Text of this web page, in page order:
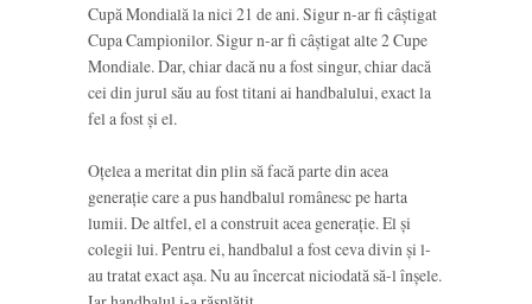
Cupă Mondială la nici 21 de ani. Sigur n-ar fi câștigat
Cupa Campionilor. Sigur n-ar fi câștigat alte 2 Cupe
Mondiale. Dar, chiar dacă nu a fost singur, chiar dacă
cei din jurul său au fost titani ai handbalului, exact la
fel a fost și el.
Oțelea a meritat din plin să facă parte din acea
generație care a pus handbalul românesc pe harta
lumii. De altfel, el a construit acea generație. El și
colegii lui. Pentru ei, handbalul a fost ceva divin și l-
au tratat exact așa. Nu au încercat niciodată să-l înșele.